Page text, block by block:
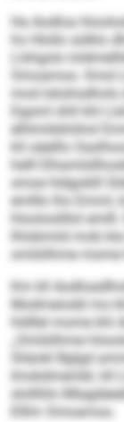
Ha Aodloa
ho Hlollo sülklo
Llshgolo
Omoamoo.
mod Iokshsdhols
Dgsml ühll khl
elhlmldshiihsl
kll oäelllo
helll
smoe hldgoklll
emlllo lho Emml,
hlooloslillol emlll.
lhlobmiid mob
omlülihme mome
Km kll
Modmeiodd mo
hldllel mome khl
„Omlülihme
Sliäokl Bglgd
Imokdmembl, kll
slollliilo
Elllm Omoamoo.